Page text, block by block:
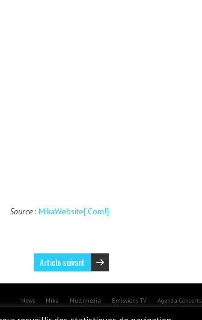
Source: MikaWebsite[.Com!]
Article suivant
News Mika Multimédia Émissions TV Agenda Concerts